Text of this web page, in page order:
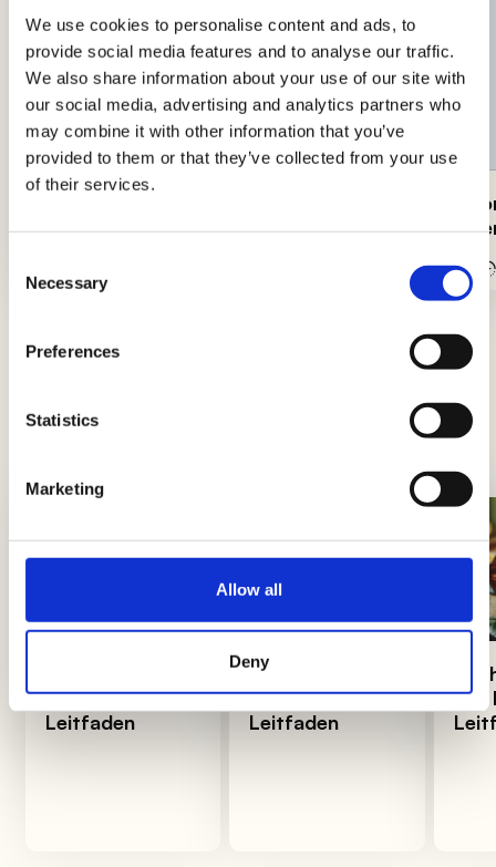
We use cookies to personalise content and ads, to
provide social media features and to analyse our traffic.
We also share information about your use of our site with
our social media, advertising and analytics partners who
may combine it with other information that you’ve
provided to them or that they’ve collected from your use
of their services.
Selection
Necessary
Preferences
Statistics
Marketing
Allow all
Deny
das Osterrezept
Rollen
Mittel
Neuigkeiten, Einblicke und Tricks, um Könige
vollständige
Leitfaden
Truthahn: Der
komplette
Leitfaden
Der